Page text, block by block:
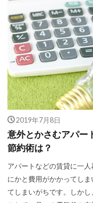
2019年7月8日
意外とかさむアパー
節約術は？
アパートなどの賃貸に一
にかと費用がかかってし
てしまいがちです。しか